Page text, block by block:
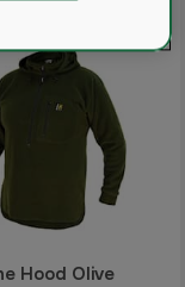
Hood Olive